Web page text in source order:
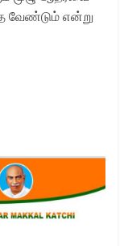
வேண்டும் என்று